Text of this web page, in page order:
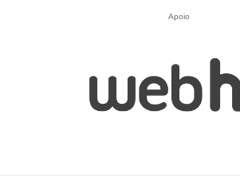
Apoio